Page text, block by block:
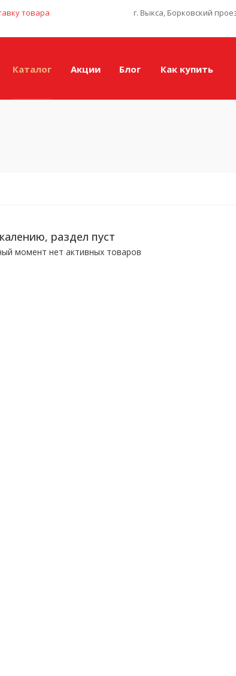
товара г. Выкса, Борковский
Каталог Акции Блог Как купить
раздел пуст
момент нет активных товаров